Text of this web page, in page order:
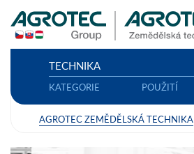
TECHNIKA
KATEGORIE POUŽITÍ
AGROTEC ZEMĚDĚLSKÁ TECHNIKA